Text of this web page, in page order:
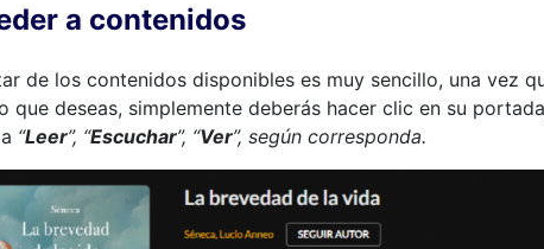
a contenidos
de los contenidos disponibles es muy sencillo, una vez
que deseas, simplemente deberás hacer clic en su
“Leer”, “Escuchar”, “Ver”, según corresponda.